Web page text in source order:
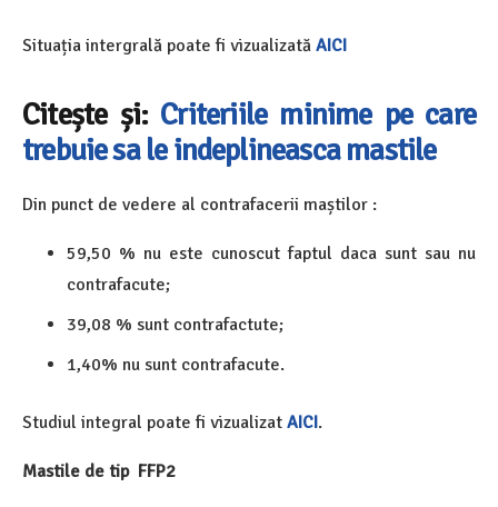
Situația intergrală poate fi vizualizată AICI
Citește și: Criteriile minime pe care
trebuie sa le indeplineasca mastile
Din punct de vedere al contrafacerii maștilor :
59,50 % nu este cunoscut faptul daca sunt sau nu
contrafacute;
39,08 % sunt contrafactute;
1,40% nu sunt contrafacute.
Studiul integral poate fi vizualizat AICI.
Mastile de tip FFP2